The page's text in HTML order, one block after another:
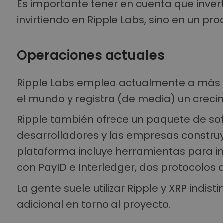
Es importante tener en cuenta que
invirtiendo en Ripple Labs, sino en un
Operaciones actuales
Ripple Labs emplea actualmente a más
el mundo y registra (de media) un
Ripple también ofrece un paquete de
desarrolladores y las empresas
plataforma incluye herramientas para
con PayID e Interledger, dos protocolos
La gente suele utilizar Ripple y XRP
adicional en torno al proyecto.